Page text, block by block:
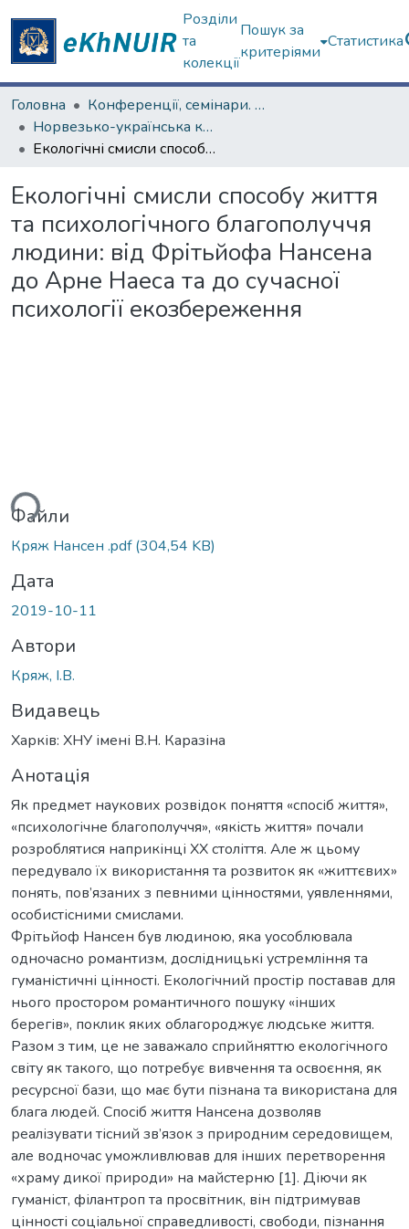
Розділи
та
колекції
Пошук за
критеріями
Статистика
Головна
Конференції, семінари. ХНУ імені В.Н. Каразіна
Норвезько-українська конференція, присвячена діяльності Ф. Нансена в Україні у 1921–1922 роках
Екологічні смисли способу життя та психологічного благополуччя людини: від Фрітьйофа Нансена до Арне Наеса та до сучасної психології екозбереження
Екологічні смисли способу життя
та психологічного благополуччя
людини: від Фрітьйофа Нансена
до Арне Наеса та до сучасної
психології екозбереження
Файли
Кряж Нансен .pdf(304,54 KB)
Дата
2019-10-11
Автори
Кряж, І.В.
Видавець
Харків: ХНУ імені В.Н. Каразіна
Анотація
Як предмет наукових розвідок поняття «спосіб життя»,
«психологічне благополуччя», «якість життя» почали
розроблятися наприкінці ХХ століття. Але ж цьому
передувало їх використання та розвиток як «життєвих»
понять, пов’язаних з певними цінностями, уявленнями,
особистісними смислами.
Фрітьйоф Нансен був людиною, яка уособлювала
одночасно романтизм, дослідницькі устремління та
гуманістичні цінності. Екологічний простір поставав для
нього простором романтичного пошуку «інших
берегів», поклик яких облагороджує людське життя.
Разом з тим, це не заважало сприйняттю екологічного
світу як такого, що потребує вивчення та освоєння, як
ресурсної бази, що має бути пізнана та використана для
блага людей. Спосіб життя Нансена дозволяв
реалізувати тісний зв’язок з природним середовищем,
але водночас уможливлював для інших перетворення
«храму дикої природи» на майстерню [1]. Діючи як
гуманіст, філантроп та просвітник, він підтримував
цінності соціальної справедливості, свободи, пізнання